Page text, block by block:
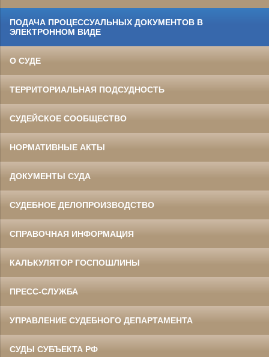
ПОДАЧА ПРОЦЕССУАЛЬНЫХ ДОКУМЕНТОВ В
ЭЛЕКТРОННОМ ВИДЕ
О СУДЕ
ТЕРРИТОРИАЛЬНАЯ ПОДСУДНОСТЬ
СУДЕЙСКОЕ СООБЩЕСТВО
НОРМАТИВНЫЕ АКТЫ
ДОКУМЕНТЫ СУДА
СУДЕБНОЕ ДЕЛОПРОИЗВОДСТВО
СПРАВОЧНАЯ ИНФОРМАЦИЯ
КАЛЬКУЛЯТОР ГОСПОШЛИНЫ
ПРЕСС-СЛУЖБА
УПРАВЛЕНИЕ СУДЕБНОГО ДЕПАРТАМЕНТА
СУДЫ СУБЪЕКТА РФ